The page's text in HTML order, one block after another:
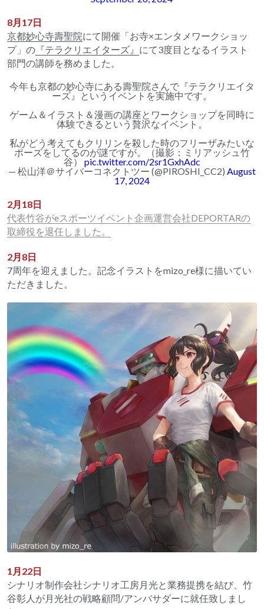
8月17日
京都妙心寺壽聖院にて開催「お寺×エンタメワークショッ
プ」の 『テラクリエイターズ』 にて3度目となるイラスト
部門の講師を務めました。
今年も京都の妙心寺にある壽聖院さんで『テラクリエイタ
ーズ』というイベントを実施中です。
ゲーム＆イラスト＆漫画の講座とワークショップを同時に
体験できるという贅沢なイベント。
私がどう考えてもクリリンを殺した時のフリーザみたいな
ポーズをしてるのが謎ですが。（撮影：ミリアッシュ竹
谷） pic.twitter.com/2sr1GxhAdc
— 松山洋＠サイバーコネクトツー (@PIROSHI_CC2) August
17, 2024
2月18日
代表竹谷がeスポーツイベント企画運営会社DEPORTARの
取締役を退任しました。
2月8日
7周年を迎えました。記念イラストをmizo_re様に描いてい
ただきました。
1月22日
シナリオ制作会社シナリオ工房月光と業務提携を結び、竹
谷彰人が月光社の戦略顧問/アンバサダーに就任致しまし